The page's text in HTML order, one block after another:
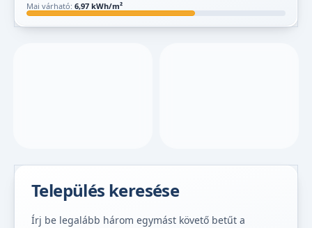
Mai várható: 6,97 kWh/m²
Település keresése
Írj be legalább három egymást követő betűt a